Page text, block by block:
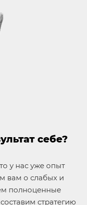
себе?
у нас уже опыт
вам о слабых и
полноценные
стратегию